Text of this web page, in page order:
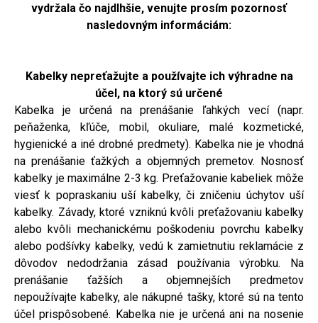
vydržala čo najdlhšie, venujte prosím pozornosť
nasledovným informáciám:
Kabelky nepreťažujte a používajte ich výhradne na
účel, na ktorý sú určené
Kabelka je určená na prenášanie ľahkých vecí (napr.
peňaženka, kľúče, mobil, okuliare, malé kozmetické,
hygienické a iné drobné predmety). Kabelka nie je vhodná
na prenášanie ťažkých a objemných premetov. Nosnosť
kabelky je maximálne 2-3 kg. Preťažovanie kabeliek môže
viesť k popraskaniu uší kabelky, či zničeniu úchytov uší
kabelky. Závady, ktoré vzniknú kvôli preťažovaniu kabelky
alebo kvôli mechanickému poškodeniu povrchu kabelky
alebo podšívky kabelky, vedú k zamietnutiu reklamácie z
dôvodov nedodržania zásad používania výrobku. Na
prenášanie ťažších a objemnejších predmetov
nepoužívajte kabelky, ale nákupné tašky, ktoré sú na tento
účel prispôsobené. Kabelka nie je určená ani na nosenie